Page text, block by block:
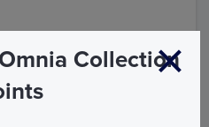
Collection